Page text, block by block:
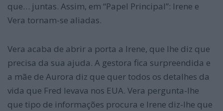
que… juntas. Assim, em “Papel Principal”: Irene e
Vera tornam-se aliadas.
Vera acaba de abrir a porta a Irene, que lhe diz que
precisa da sua ajuda. A gestora fica surpreendida e
a mãe de Aurora diz que quer todos os detalhes da
vida que Fred levava nos EUA. Vera pergunta-lhe
que tipo de informações procura e Irene diz-lhe que